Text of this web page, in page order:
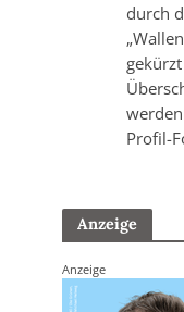
durch
Profil-
Anzeige
Anzeige